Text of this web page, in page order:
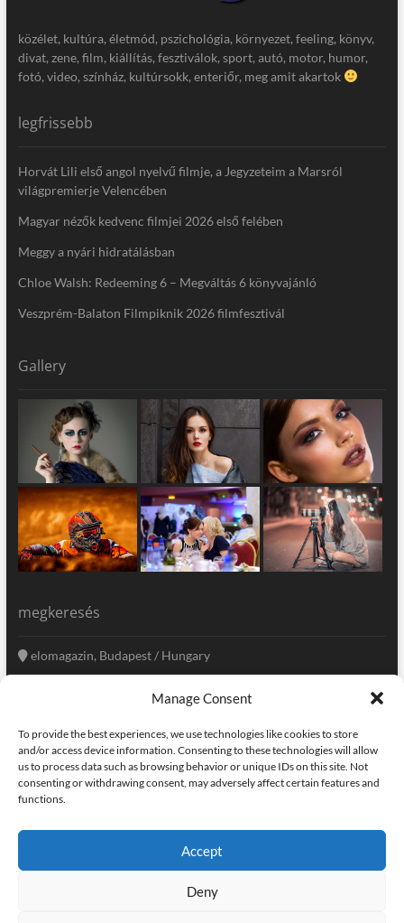
Manage Consent
To provide the best experiences, we use technologies like cookies to store
and/or access device information. Consenting to these technologies will allow
us to process data such as browsing behavior or unique IDs on this site. Not
consenting or withdrawing consent, may adversely affect certain features and
functions.
Accept
Deny
közélet, kultúra, életmód, pszichológia, környezet, feeling, könyv,
divat, zene, film, kiállítás, fesztiválok, sport, autó, motor, humor,
fotó, video, színház, kultúrsokk, enteriőr, meg amit akartok
legfrissebb
Horvát Lili első angol nyelvű filmje, a Jegyzeteim a Marsról
világpremierje Velencében
Magyar nézők kedvenc filmjei 2026 első felében
Meggy a nyári hidratálásban
Chloe Walsh: Redeeming 6 – Megváltás 6 könyvajánló
Veszprém-Balaton Filmpiknik 2026 filmfesztivál
Gallery
megkeresés
elomagazin, Budapest / Hungary
szerkesztoseg@elomagazin.com
elomagazin
home adatvédelem impresszum kapcsolat